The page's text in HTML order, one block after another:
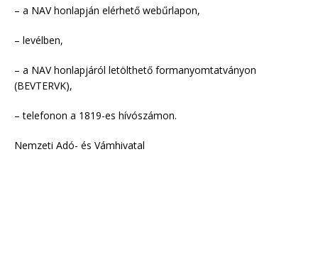
– a NAV honlapján elérhető webűrlapon,
– levélben,
– a NAV honlapjáról letölthető formanyomtatványon
(BEVTERVK),
– telefonon a 1819-es hívószámon.
Nemzeti Adó- és Vámhivatal